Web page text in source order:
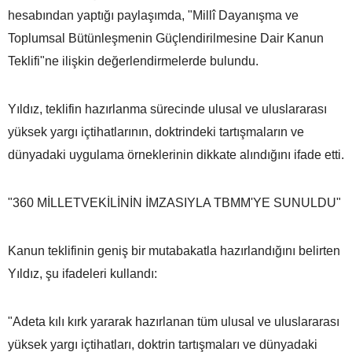
hesabından yaptığı paylaşımda, "Millî Dayanışma ve
Toplumsal Bütünleşmenin Güçlendirilmesine Dair Kanun
Teklifi"ne ilişkin değerlendirmelerde bulundu.
Yıldız, teklifin hazırlanma sürecinde ulusal ve uluslararası
yüksek yargı içtihatlarının, doktrindeki tartışmaların ve
dünyadaki uygulama örneklerinin dikkate alındığını ifade etti.
"360 MİLLETVEKİLİNİN İMZASIYLA TBMM'YE SUNULDU"
Kanun teklifinin geniş bir mutabakatla hazırlandığını belirten
Yıldız, şu ifadeleri kullandı:
"Adeta kılı kırk yararak hazırlanan tüm ulusal ve uluslararası
yüksek yargı içtihatları, doktrin tartışmaları ve dünyadaki